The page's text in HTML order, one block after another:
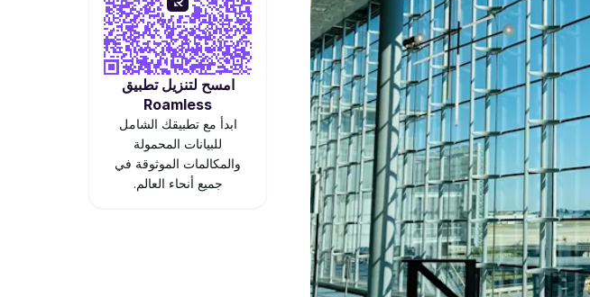
امسح لتنزيل تطبيق
Roamless
ابدأ مع تطبيقك الشامل
للبيانات المحمولة
والمكالمات الموثوقة في
جميع أنحاء العالم.